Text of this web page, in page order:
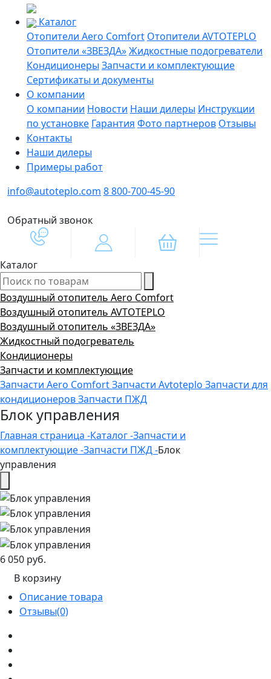
Каталог
Отопители Aero Comfort Отопители AVTOTEPLO
Отопители «ЗВЕЗДА»Жидкостные подогреватели
Кондиционеры Запчасти и комплектующие
Сертификаты и документы
О компании
О компании Новости Наши дилеры Инструкции
по установке Гарантия Фото партнеров Отзывы
Контакты
Наши дилеры
Примеры работ
info@autoteplo.com 8 800-700-45-90
Обратный звонок
Каталог
Воздушный отопитель Aero Comfort
Воздушный отопитель AVTOTEPLO
Воздушный отопитель «ЗВЕЗДА»
Жидкостный подогреватель
Кондиционеры
Запчасти и комплектующие
Запчасти Aero ComfortЗапчасти Avtoteplo Запчасти для
кондиционеровЗапчасти ПЖД
Блок управления
Главная страница -Каталог -Запчасти и
комплектующие -Запчасти ПЖД -Блок
управления
6 050 руб.
В корзину
Описание товара
Отзывы(0)